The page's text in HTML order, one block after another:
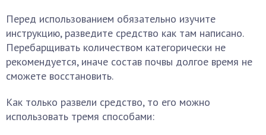
Перед использованием обязательно изучите
инструкцию, разведите средство как там написано.
Перебарщивать количеством категорически не
рекомендуется, иначе состав почвы долгое время не
сможете восстановить.
Как только развели средство, то его можно
использовать тремя способами: